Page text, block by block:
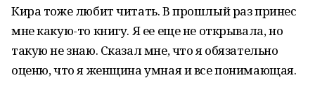
Кира тоже любит читать. В прошлый раз принес
мне какую-то книгу. Я ее еще не открывала, но
такую не знаю. Сказал мне, что я обязательно
оценю, что я женщина умная и все понимающая.